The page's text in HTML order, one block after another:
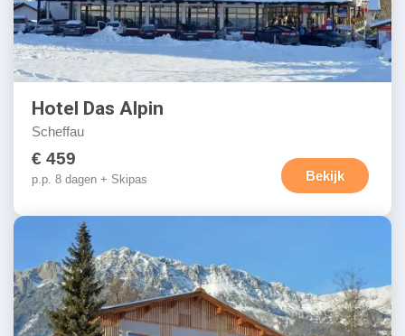
Hotel Das Alpin
Scheffau
€ 459
p.p. 8 dagen + Skipas Bekijk